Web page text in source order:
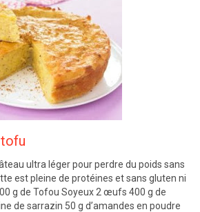
ultra léger pour perdre du poids sans
est pleine de protéines et sans gluten ni
g de Tofou Soyeux 2 œufs 400 g de
de sarrazin 50 g d’amandes en poudre